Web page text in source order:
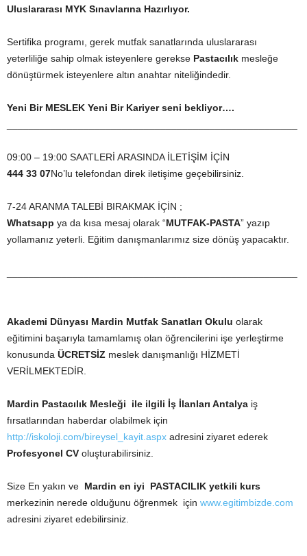
Uluslararası MYK Sınavlarına Hazırlıyor.
Sertifika programı, gerek mutfak sanatlarında uluslararası
yeterliliğe sahip olmak isteyenlere gerekse Pastacılık mesleğe
dönüştürmek isteyenlere altın anahtar niteliğindedir.
Yeni Bir MESLEK Yeni Bir Kariyer seni bekliyor….
09:00 – 19:00 SAATLERİ ARASINDA İLETİŞİM İÇİN
444 33 07No’lu telefondan direk iletişime geçebilirsiniz.
7-24 ARANMA TALEBİ BIRAKMAK İÇİN ;
Whatsapp ya da kısa mesaj olarak “MUTFAK-PASTA” yazıp
yollamanız yeterli. Eğitim danışmanlarımız size dönüş yapacaktır.
Akademi Dünyası Mardin Mutfak Sanatları Okulu olarak
eğitimini başarıyla tamamlamış olan öğrencilerini işe yerleştirme
konusunda ÜCRETSİZ meslek danışmanlığı HİZMETİ
VERİLMEKTEDİR.
Mardin Pastacılık Mesleği ile ilgili İş İlanları Antalya iş
fırsatlarından haberdar olabilmek için
http://iskoloji.com/bireysel_kayit.aspx adresini ziyaret ederek
Profesyonel CV oluşturabilirsiniz.
Size En yakın ve Mardin en iyi PASTACILIK yetkili kurs
merkezinin nerede olduğunu öğrenmek için www.egitimbizde.com
adresini ziyaret edebilirsiniz.